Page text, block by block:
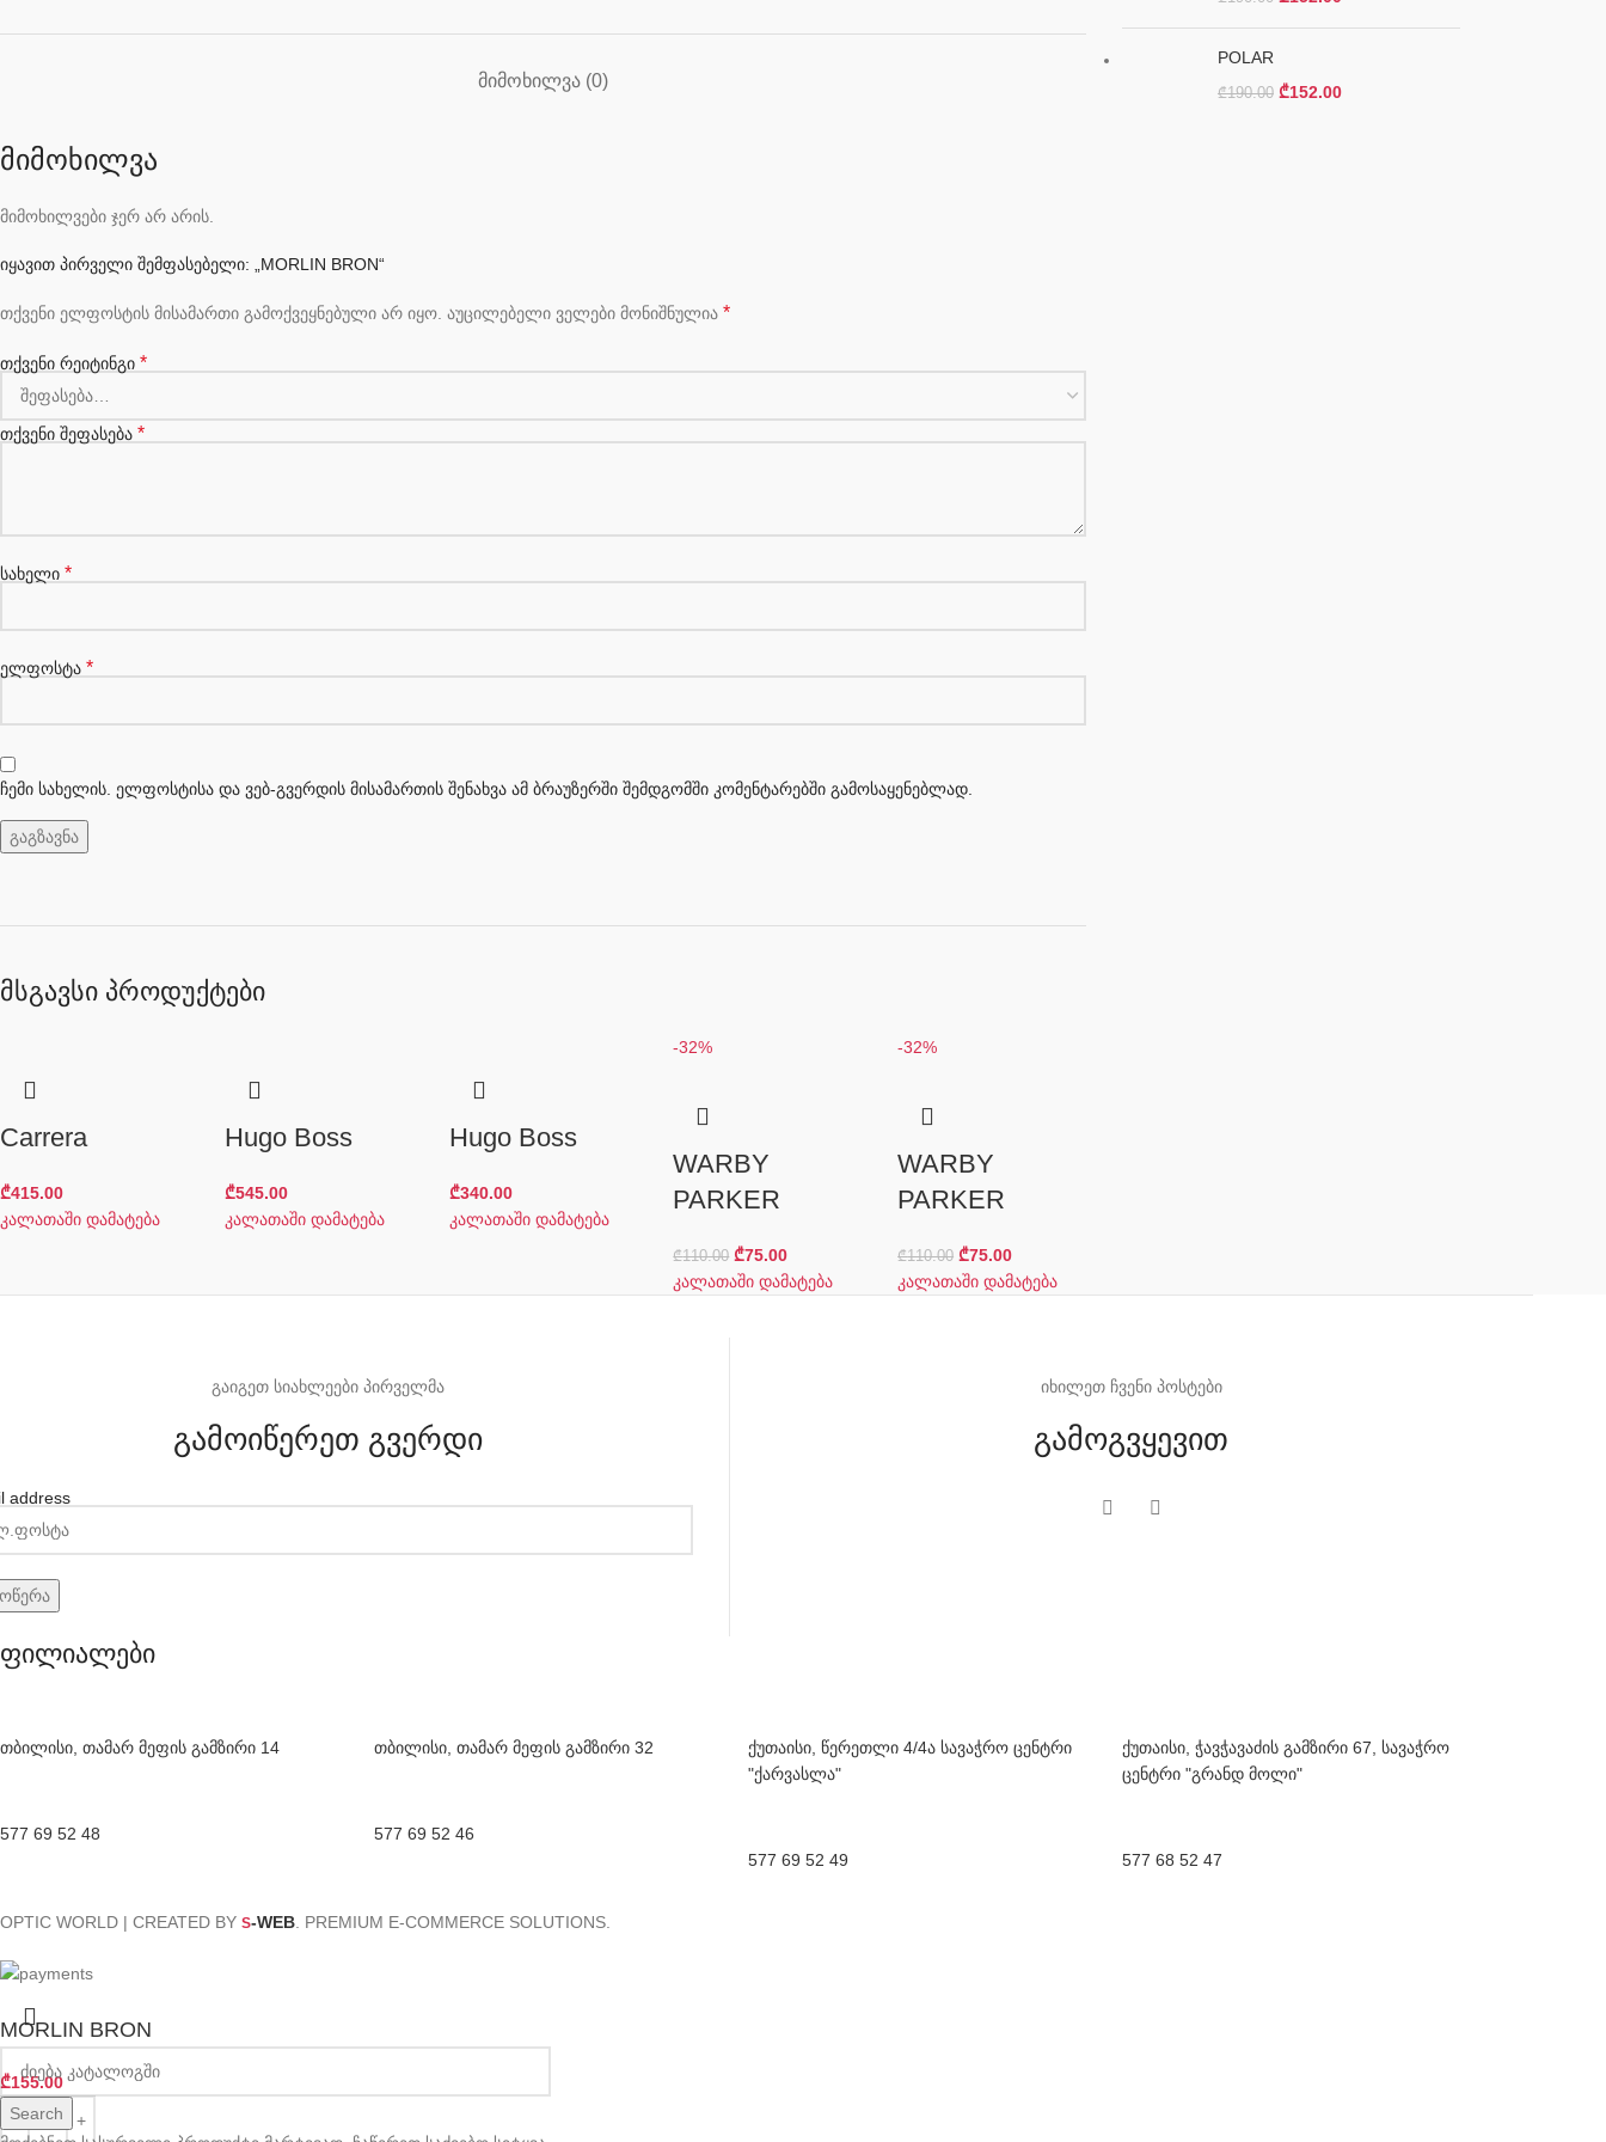
ᲛᲘᲛᲝᲮᲘᲚᲕᲐ (0)
მიმოხილვა
მიმოხილვები ჯერ არ არის.
იყავით პირველი შემფასებელი: „MORLIN BRON“
თქვენი ელფოსტის მისამართი გამოქვეყნებული არ იყო. აუცილებელი ველები მონიშნულია *
თქვენი რეიტინგი *
თქვენი შეფასება *
სახელი *
ელფოსტა *
ჩემი სახელის. ელფოსტისა და ვებ-გვერდის მისამართის შენახვა ამ ბრაუზერში შემდგომში კომენტარებში გამოსაყენებლად.
მსგავსი პროდუქტები
Carrera
₾415.00
კალათაში დამატება
Hugo Boss
₾545.00
კალათაში დამატება
Hugo Boss
₾340.00
კალათაში დამატება
-32%
WARBY
PARKER
₾110.00 ₾75.00
კალათაში დამატება
-32%
WARBY
PARKER
₾110.00 ₾75.00
კალათაში დამატება
POLAR
₾190.00 ₾152.00
გაიგეთ სიახლეები პირველმა
გამოიწერეთ გვერდი
address
იხილეთ ჩვენი პოსტები
გამოგვყევით
ფილიალები
თბილისი, თამარ მეფის გამზირი 14
577 69 52 48
თბილისი, თამარ მეფის გამზირი 32
577 69 52 46
ქუთაისი, წერეთლი 4/4ა სავაჭრო ცენტრი
"ქარვასლა"
577 69 52 49
ქუთაისი, ჭავჭავაძის გამზირი 67, სავაჭრო
ცენტრი "გრანდ მოლი"
577 68 52 47
OPTIC WORLD | CREATED BY S-WEB . PREMIUM E-COMMERCE SOLUTIONS.
Search
MORLIN BRON
₾155.00